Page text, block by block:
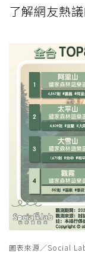
了解網友熱
圖表來源／Social